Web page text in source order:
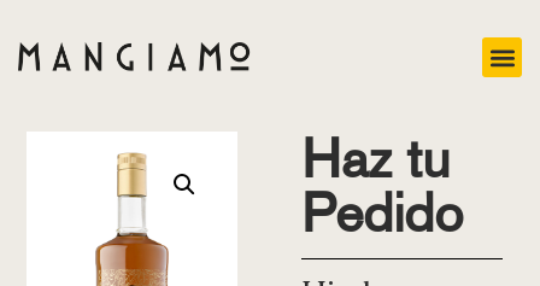
Haz tu
Pedido